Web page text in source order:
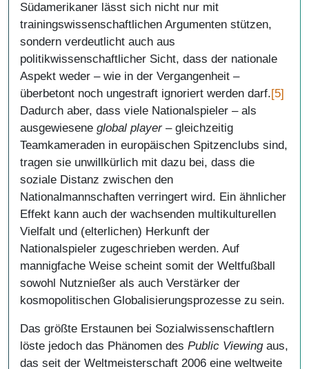
Südamerikaner lässt sich nicht nur mit
trainingswissenschaftlichen Argumenten stützen,
sondern verdeutlicht auch aus
politikwissenschaftlicher Sicht, dass der nationale
Aspekt weder – wie in der Vergangenheit –
überbetont noch ungestraft ignoriert werden darf.[5]
Dadurch aber, dass viele Nationalspieler – als
ausgewiesene global player– gleichzeitig
Teamkameraden in europäischen Spitzenclubs sind,
tragen sie unwillkürlich mit dazu bei, dass die
soziale Distanz zwischen den
Nationalmannschaften verringert wird. Ein ähnlicher
Effekt kann auch der wachsenden multikulturellen
Vielfalt und (elterlichen) Herkunft der
Nationalspieler zugeschrieben werden. Auf
mannigfache Weise scheint somit der Weltfußball
sowohl Nutznießer als auch Verstärker der
kosmopolitischen Globalisierungsprozesse zu sein.
Das größte Erstaunen bei Sozialwissenschaftlern
löste jedoch das Phänomen des Public Viewingaus,
das seit der Weltmeisterschaft 2006 eine weltweite